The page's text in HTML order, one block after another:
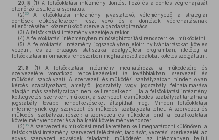
20. § (1) A felsőoktatási intézmény döntést hozó és a döntés végrehajtását
ellenőrző testülete a szenátus.
(2) 35
A felsőoktatási intézmény javaslattevő, véleményező, a stratégiai
döntések előkészítésében részt vevő és a döntések végrehajtásának
ellenőrzésében közreműködő szerve a gazdasági tanács.
(3) A felsőoktatási intézmény vezetője a rektor.
(4) A felsőoktatási intézményben minőségbiztosítási rendszert kell működtetni.
(5) A felsőoktatási intézmény jogszabályban előírt nyilvántartásokat köteles
vezetni, és az országos statisztikai adatgyűjtési programban, illetőleg a
felsőoktatási információs rendszerben meghatározott adatokat köteles szolgáltatni.
21. § (1) A felsőoktatási intézmény meghatározza a működésére és
szervezetére vonatkozó rendelkezéseket (a továbbiakban: szervezeti és
működési szabályzat). A szervezeti és működési szabályzatban minden olyan
kérdés szabályozható, amelyről jogszabály vagy jogszabály felhatalmazása
alapján más szabályzatban nem kell rendelkezni. Ha a felsőoktatási intézmény
költségvetési szervként működik, a szervezeti és működési szabályzat tartalmára
jogszabály további rendelkezéseket állapíthat meg. Minden felsőoktatási
intézménynek egy szervezeti és működési szabályzata lehet. A szervezeti és
működési szabályzat részei: a szervezeti és működési rend, a foglalkoztatási
követelményrendszer és a hallgatói követelményrendszer.
(2) 36 A szervezeti és működési rend keretében kell meghatározni különösen: a
felsőoktatási intézmény szervezeti felépítését, tagolását, vezetési szerkezetét, az
egyes szervezeti egységek feladatait, működését, az intézményen belüli